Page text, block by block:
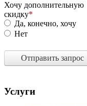
Хочу дополнительную
скидку
Да, конечно, хочу
Нет
Отправить запрос
Услуги